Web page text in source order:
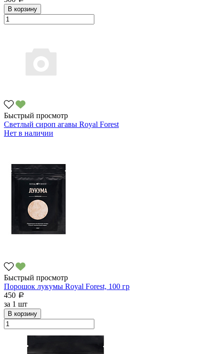
В корзину
Быстрый просмотр
Светлый сироп агавы Royal Forest
Нет в наличии
Быстрый просмотр
Порошок лукумы Royal Forest, 100 гр
450 a
за 1 шт
В корзину